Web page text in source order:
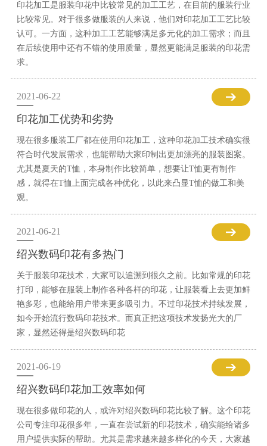
印花加工是服装印花中比较常见的加工工艺，在目前的服装行业
比较常见。对于很多做服装的人来说，他们对印花加工工艺比较
认可。一方面，这种加工工艺能够满足多元化的加工需求；而且
在后续使用中还有不错的使用质量，显然更能满足服装的印花需
求。
2021-06-22
印花加工优势和劣势
现在很多服装工厂都在使用印花加工，这种印花加工技术确实很
符合时代发展需求，也能帮助大家印制出更加漂亮的服装图案。
尤其是夏天的T恤，本身制作比较简单，想要让T恤更有制作
感，就得在T恤上面完成各种优化，以此来凸显T恤的做工和美
观。
2021-06-21
绍兴数码印花有多热门
关于服装印花技术，大家可以追溯到很久之前。比如常规的印花
打印，能够在服装上制作各种各样的印花，让服装看上去更加鲜
艳多彩，也能给用户带来更多吸引力。不过印花技术持续发展，
如今开始流行数码印花技术。而真正把这项技术发扬光大的厂
家，显然还得是绍兴数码印花
2021-06-19
绍兴数码印花加工效率如何
现在很多做印花的人，或许对绍兴数码印花比较了解。这个印花
公司专注印花很多年，一直在尝试新的印花技术，确实能给诸多
用户提供实际的帮助。尤其是需求越来越多样化的今天，大家越